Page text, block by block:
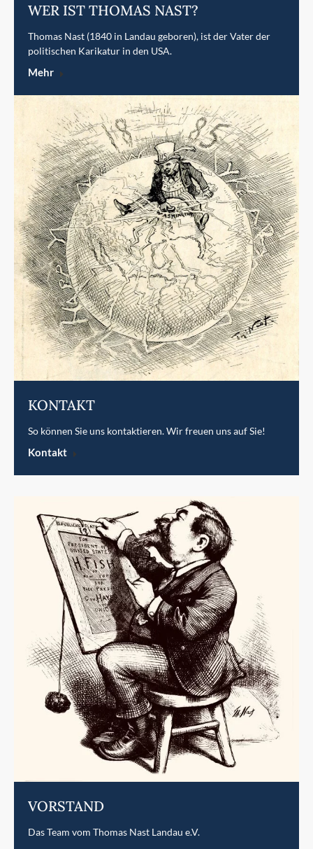
WER IST THOMAS NAST?
Thomas Nast (1840 in Landau geboren), ist der Vater der
politischen Karikatur in den USA.
Mehr
KONTAKT
So können Sie uns kontaktieren. Wir freuen uns auf Sie!
Kontakt
VORSTAND
Das Team vom Thomas Nast Landau e.V.